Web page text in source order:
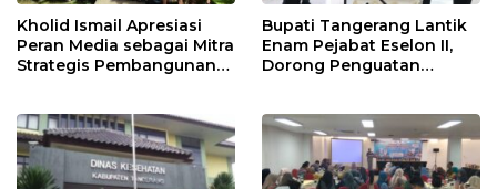
Kholid Ismail Apresiasi
Peran Media sebagai Mitra
Strategis Pembangunan
Bupati Tangerang Lantik
Enam Pejabat Eselon II,
Dorong Penguatan